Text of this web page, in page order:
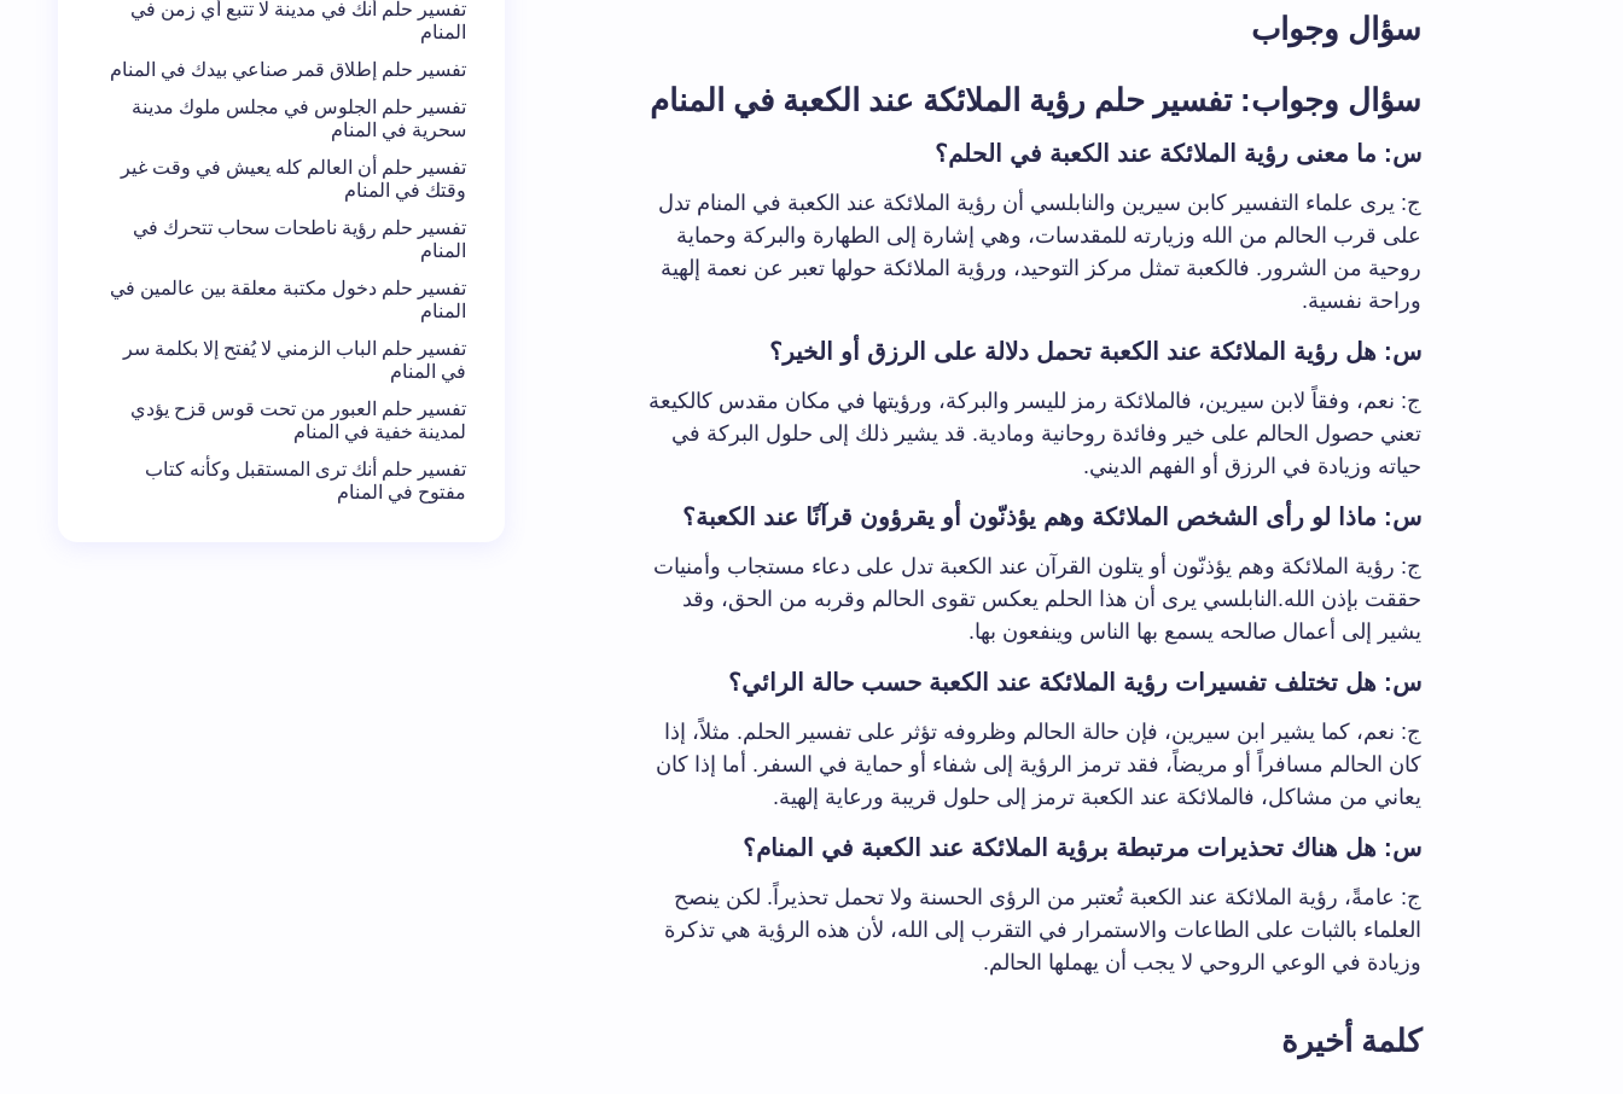
سؤال وجواب
سؤال وجواب: تفسير حلم رؤية الملائكة عند الكعبة في المنام
س: ما معنى رؤية الملائكة عند الكعبة في الحلم؟
ج: يرى علماء التفسير كابن سيرين والنابلسي أن رؤية الملائكة عند الكعبة في المنام تدل
على قرب الحالم من الله وزيارته للمقدسات، وهي إشارة إلى الطهارة والبركة وحماية
روحية من الشرور. فالكعبة تمثل مركز التوحيد، ورؤية الملائكة حولها تعبر عن نعمة إلهية
وراحة نفسية.
س: هل رؤية الملائكة عند الكعبة تحمل دلالة على الرزق أو الخير؟
ج: نعم، وفقاً لابن سيرين، فالملائكة رمز لليسر والبركة، ورؤيتها في مكان مقدس كالكيعة
تعني حصول الحالم على خير وفائدة روحانية ومادية. قد يشير ذلك إلى حلول البركة في
حياته وزيادة في الرزق أو الفهم الديني.
س: ماذا لو رأى الشخص الملائكة وهم يؤذنّون أو يقرؤون قرآنًا عند الكعبة؟
ج: رؤية الملائكة وهم يؤذنّون أو يتلون القرآن عند الكعبة تدل على دعاء مستجاب وأمنيات
حققت بإذن الله.النابلسي يرى أن هذا الحلم يعكس تقوى الحالم وقربه من الحق، وقد
يشير إلى أعمال صالحه يسمع بها الناس وينفعون بها.
س: هل تختلف تفسيرات رؤية الملائكة عند الكعبة حسب حالة الرائي؟
ج: نعم، كما يشير ابن سيرين، فإن حالة الحالم وظروفه تؤثر على تفسير الحلم. مثلاً، إذا
كان الحالم مسافراً أو مريضاً، فقد ترمز الرؤية إلى شفاء أو حماية في السفر. أما إذا كان
يعاني من مشاكل، فالملائكة عند الكعبة ترمز إلى حلول قريبة ورعاية إلهية.
س: هل هناك تحذيرات مرتبطة برؤية الملائكة عند الكعبة في المنام؟
ج: عامةً، رؤية الملائكة عند الكعبة تُعتبر من الرؤى الحسنة ولا تحمل تحذيراً. لكن ينصح
العلماء بالثبات على الطاعات والاستمرار في التقرب إلى الله، لأن هذه الرؤية هي تذكرة
وزيادة في الوعي الروحي لا يجب أن يهملها الحالم.
كلمة أخيرة
تفسير حلم أنك في مدينة لا تتبع أي زمن في
المنام
تفسير حلم إطلاق قمر صناعي بيدك في المنام
تفسير حلم الجلوس في مجلس ملوك مدينة
سحرية في المنام
تفسير حلم أن العالم كله يعيش في وقت غير
وقتك في المنام
تفسير حلم رؤية ناطحات سحاب تتحرك في
المنام
تفسير حلم دخول مكتبة معلقة بين عالمين في
المنام
تفسير حلم الباب الزمني لا يُفتح إلا بكلمة سر
في المنام
تفسير حلم العبور من تحت قوس قزح يؤدي
لمدينة خفية في المنام
تفسير حلم أنك ترى المستقبل وكأنه كتاب
مفتوح في المنام